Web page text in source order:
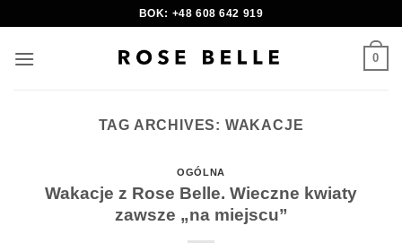
content
BOK: +48 608 642 919
0
TAG ARCHIVES: WAKACJE
OGÓLNA
Wakacje z Rose Belle. Wieczne kwiaty
zawsze „na miejscu”